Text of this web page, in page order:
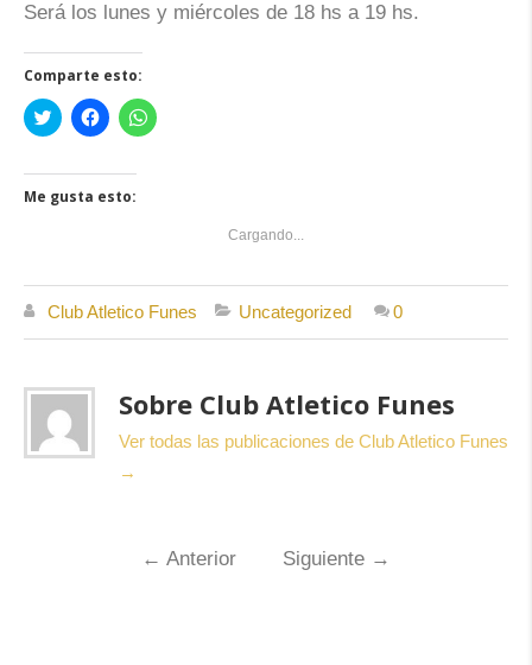
Será los lunes y miércoles de 18 hs a 19 hs.
Comparte esto:
Haz
clic
en
Twitter
(Se
nueva)
Haz
clic
en
Facebook
(Se
nueva)
Haz
clic
nueva)
Me gusta esto:
Cargando...
Club Atletico Funes Uncategorized 0
Sobre Club Atletico Funes
Ver todas las publicaciones de Club Atletico Funes
→
← Anterior Siguiente →